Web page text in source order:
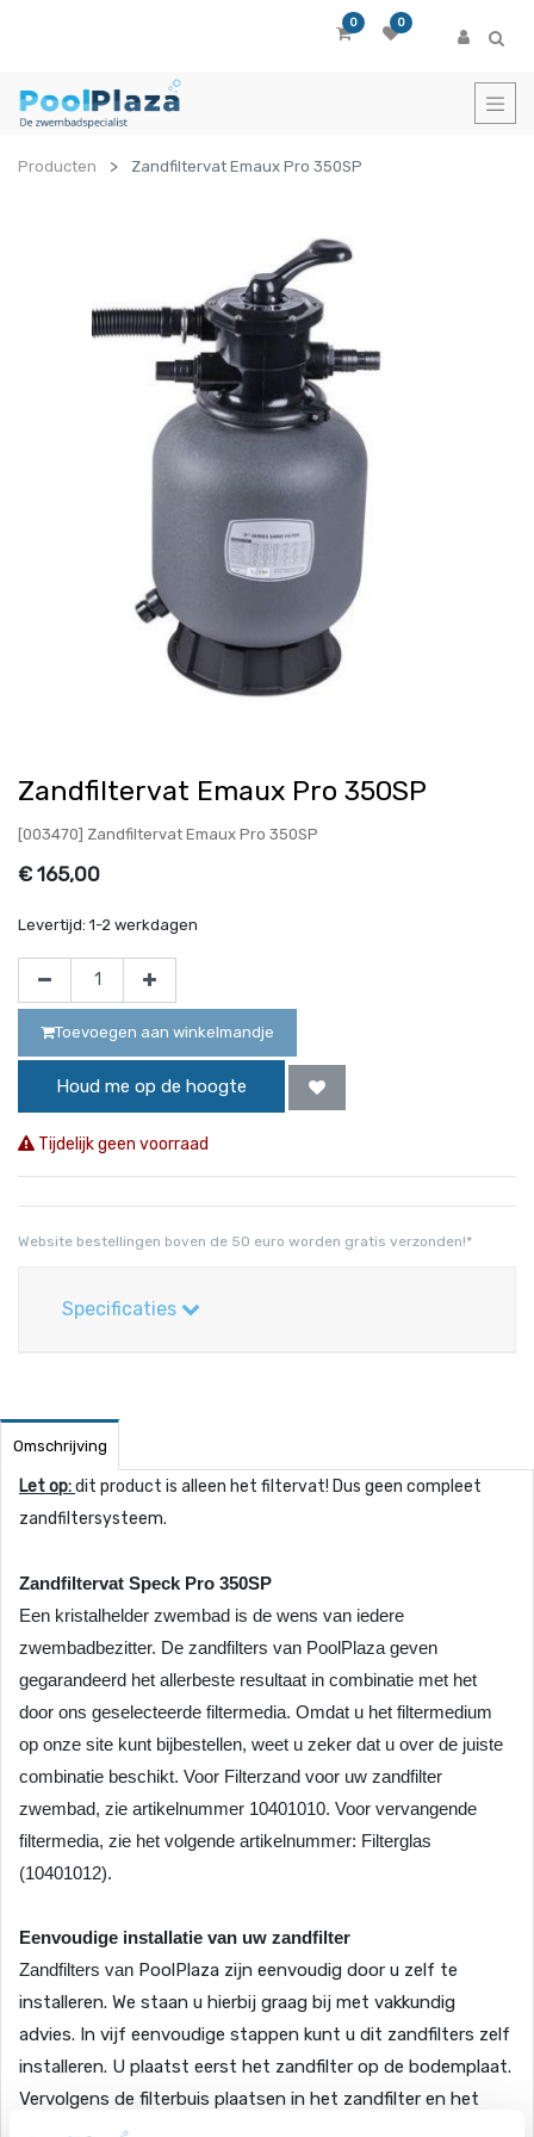
0 0
Producten Zandfiltervat Emaux Pro 350SP
Zandfiltervat Emaux Pro 350SP
[003470] Zandfiltervat Emaux Pro 350SP
€ 165,00
Levertijd: 1-2 werkdagen
Toevoegen aan winkelmandje
Houd me op de hoogte
Tijdelijk geen voorraad
Website bestellingen boven de 50 euro worden gratis verzonden!*
Specificaties
Omschrijving
Let op:dit product is alleen het filtervat! Dus geen compleet
zandfiltersysteem.
Zandfiltervat Speck Pro 350SP
Een kristalhelder zwembad is de wens van iedere
zwembadbezitter. De zandfilters van PoolPlaza geven
gegarandeerd het allerbeste resultaat in combinatie met het
door ons geselecteerde filtermedia. Omdat u het filtermedium
op onze site kunt bijbestellen, weet u zeker dat u over de juiste
combinatie beschikt. Voor Filterzand voor uw zandfilter
zwembad, zie artikelnummer 10401010. Voor vervangende
filtermedia, zie het volgende artikelnummer: Filterglas
(10401012).
Eenvoudige installatie van uw zandfilter
Zandfilters van PoolPlaza zijn eenvoudig door u zelf te
installeren. We staan u hierbij graag bij met vakkundig
advies. In vijf eenvoudige stappen kunt u dit zandfilters zelf
installeren. U plaatst eerst het zandfilter op de bodemplaat.
Vervolgens de filterbuis plaatsen in het zandfilter en het
zandfilter vullen met zand. U monteert daarna de filterklep